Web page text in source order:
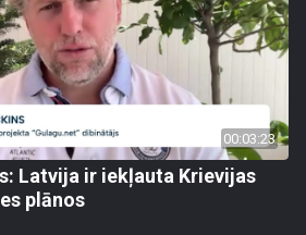
00:03:23
Latvija ir iekļauta Krievijas
plānos